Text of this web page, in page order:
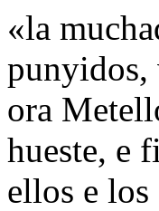
«la
punyidos,
ora
hueste, e
ellos e los